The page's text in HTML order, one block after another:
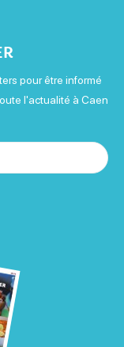
pour être informé
l'actualité à Caen